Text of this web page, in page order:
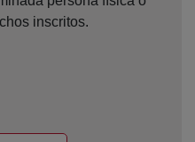
inscritos.